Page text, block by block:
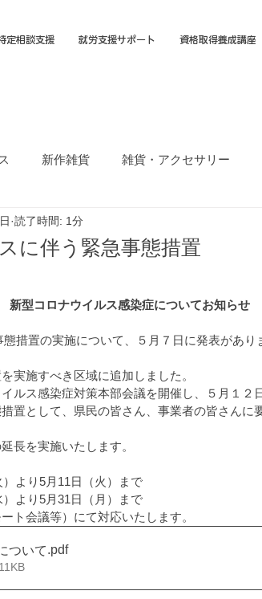
定相談支援 就労支援サポート 資格取得養成講座
新作雑貨 雑貨・アクセサリー
ツマーケット
に伴う緊急事態措置
読了時間: 1分
新型コロナウイルス感染症についてお知らせ
措置の実施について、５月７日に発表があ
実施すべき区域に追加しました。
ルス感染症対策本部会議を開催し、５月１２
置として、県民の皆さん、事業者の皆さんに
長を実施いたします。
）より5月11日（火）まで
）より5月31日（月）まで
ト会議等）にて対応いたします。
ついて.pdf